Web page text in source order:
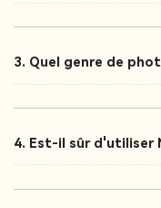
3. Quel genre de
4. Est-il sûr d'utiliser